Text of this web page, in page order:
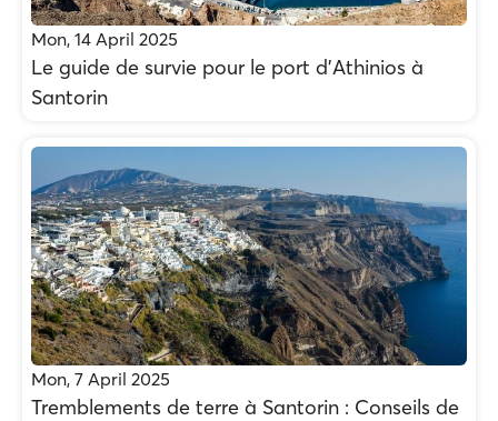
Mon, 14 April 2025
Le guide de survie pour le port d'Athinios à
Santorin
Mon, 7 April 2025
Tremblements de terre à Santorin : Conseils de